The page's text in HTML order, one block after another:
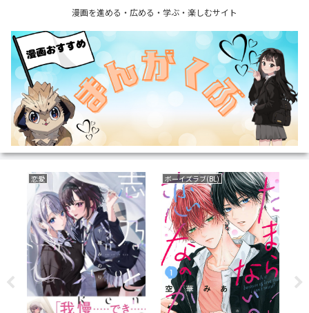
漫画を進める・広める・学ぶ・楽しむサイト
恋愛 ボーイズラブ(BL)